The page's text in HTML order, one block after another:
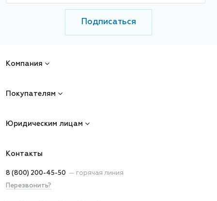
Подписаться
Компания
Покупателям
Юридическим лицам
Контакты
8 (800) 200-45-50 — горячая линия
Перезвонить?